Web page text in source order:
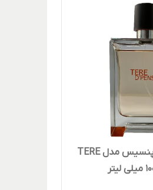
ادو تویلت مردانه پنسیس مدل TERE